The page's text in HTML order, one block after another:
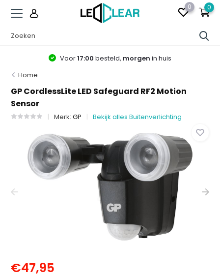
0 0
Voor17:00 besteld, morgen in huis
Home
GP CordlessLite LED Safeguard RF2 Motion
Sensor
Merk:GP Bekijk alles Buitenverlichting
€47,95